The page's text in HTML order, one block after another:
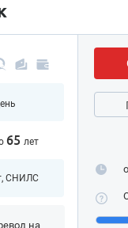
65 лет
СНИЛС
на